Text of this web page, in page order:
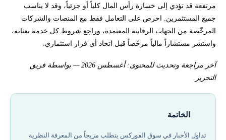
مرتفعة قد تؤدي إلى خسارة رأس المال كلياً أو جزئياً، وقد لا يناسب
جميع المستثمرين. احرص على التعامل فقط مع المنصات والشركات
المرخّصة من الجهات الرقابية المعتمدة، وراجِع شروط كل خدمة بعناية،
واستشر مستشاراً مالياً مرخّصاً قبل اتخاذ أي قرار استثماري.
آخر مراجعة وتحديث للمحتوى: أغسطس 2026 — بواسطة فريق
التحرير.
الخاتمة
تداول الأخبار في سوق الفوركس يتطلب مزيجاً من المعرفة النظرية